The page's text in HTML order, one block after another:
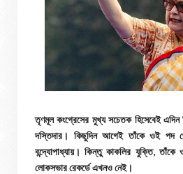
তৃণমূল কংগ্রেসের মুখ্য সচেতক হিসেবেই এদিন
দস্তিদার। কিছুদিন আগেই তাঁকে ওই পদ
বন্দ্যোপাধ্যায়। কিন্তু কাকলির যুক্তি, তাঁকে
লোকসভার রেকর্ডে এখনও নেই।